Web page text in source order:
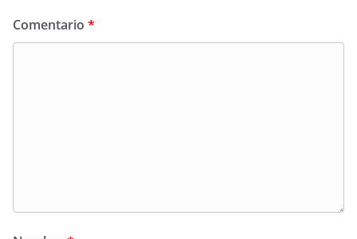
Comentario *